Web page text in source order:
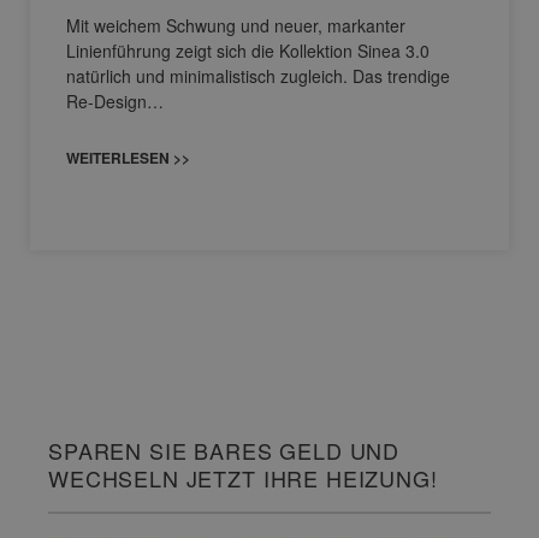
Mit weichem Schwung und neuer, markanter
Linienführung zeigt sich die Kollektion Sinea 3.0
natürlich und minimalistisch zugleich. Das trendige
Re-Design…
WEITERLESEN >>
SPAREN SIE BARES GELD UND
WECHSELN JETZT IHRE HEIZUNG!